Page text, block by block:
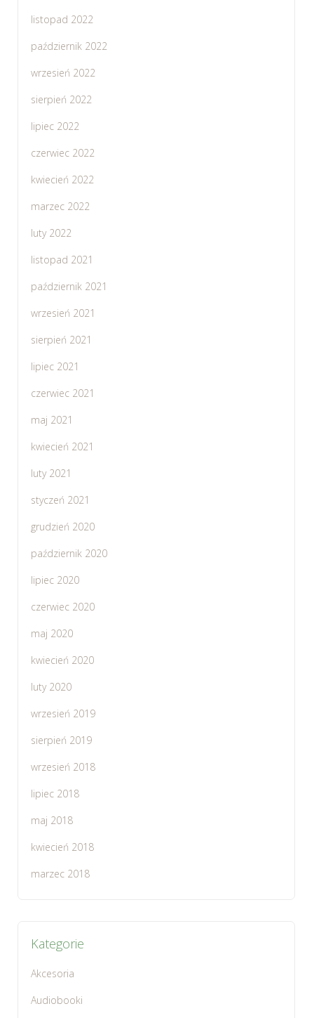
listopad 2022
październik 2022
wrzesień 2022
sierpień 2022
lipiec 2022
czerwiec 2022
kwiecień 2022
marzec 2022
luty 2022
listopad 2021
październik 2021
wrzesień 2021
sierpień 2021
lipiec 2021
czerwiec 2021
maj 2021
kwiecień 2021
luty 2021
styczeń 2021
grudzień 2020
październik 2020
lipiec 2020
czerwiec 2020
maj 2020
kwiecień 2020
luty 2020
wrzesień 2019
sierpień 2019
wrzesień 2018
lipiec 2018
maj 2018
kwiecień 2018
marzec 2018
Kategorie
Akcesoria
Audiobooki